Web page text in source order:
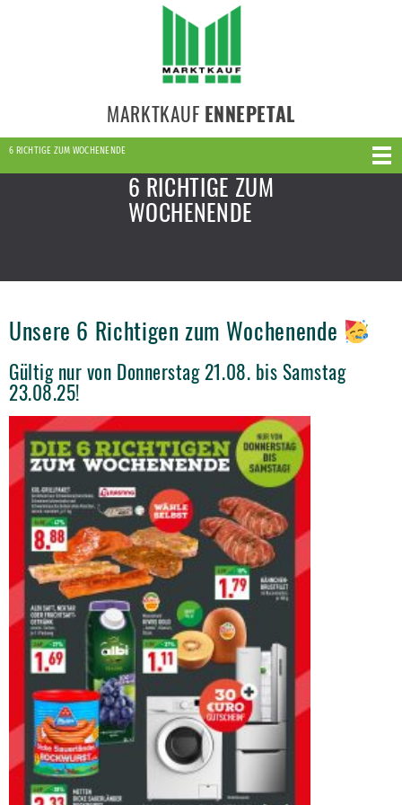
MARKTKAUF ENNEPETAL
6 RICHTIGE ZUM WOCHENENDE
6 RICHTIGE ZUM
WOCHENENDE
Unsere 6 Richtigen zum Wochenende
Gültig nur von Donnerstag 21.08. bis Samstag
23.08.25!